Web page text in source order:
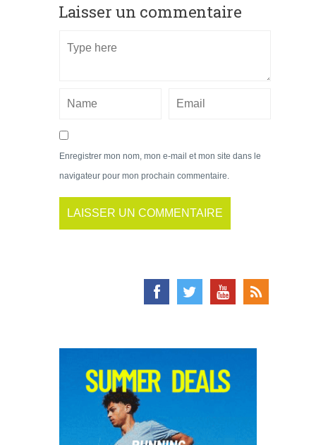
Laisser un commentaire
Enregistrer mon nom, mon e-mail et mon site dans le
navigateur pour mon prochain commentaire.